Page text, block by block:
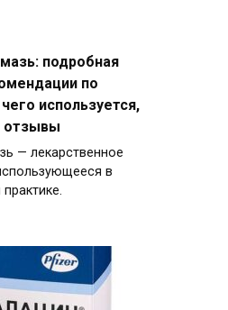
подробная
по
используется,
отзывы
— лекарственное
в